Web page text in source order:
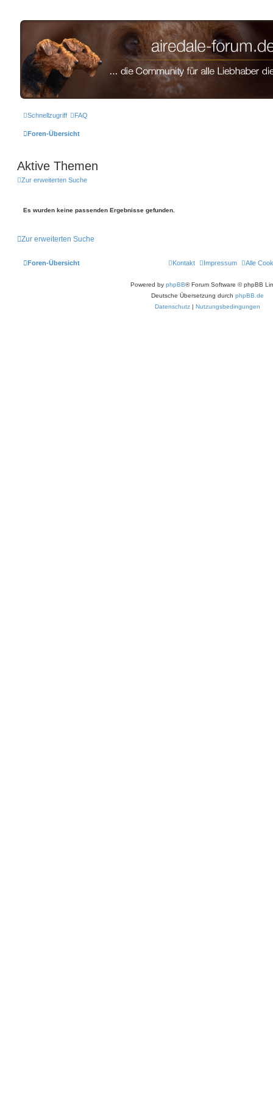
airedale-forum.de
Schnellzugriff FAQ
Foren-Übersicht
Aktive Themen
Zur erweiterten Suche
Es wurden keine passenden Ergebnisse gefunden.
Zur erweiterten Suche
Foren-Übersicht Alle
Impressum
Kontakt
Powered by phpBB® Forum Software © phpBB
Deutsche Übersetzung durch phpBB.de
Datenschutz | Nutzungsbedingungen